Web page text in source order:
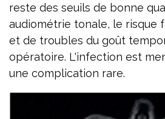
reste des seuils de bonne
audiométrie tonale, le risque
et de troubles du goût
opératoire. L'infection est
une complication rare.